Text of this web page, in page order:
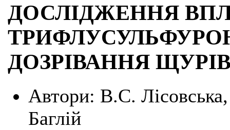
ДОСЛІДЖЕННЯ
ДОЗРІВАННЯ
Автори: В.С.
Баглій